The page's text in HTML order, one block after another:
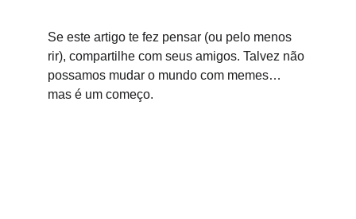
Se este artigo te fez pensar (ou pelo menos
rir), compartilhe com seus amigos. Talvez não
possamos mudar o mundo com memes…
mas é um começo.